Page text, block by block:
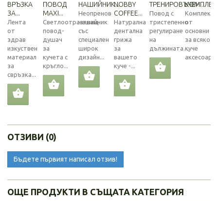
ВРЪЗКА
ЗА...
Лента
от
здрав
изкуствен
материал
за
свръзка...
ПОВОД
MAXI...
Светлоотразяващ
повод-
душач
за
кучета с
кръгло...
НАШИЙНИК...
Неопренов
нашийник
със
специален
широк
дизайн...
NOBBY
COFFEE...
Натурална
дентална
грижа
за
вашето
куче -...
ТРЕНИРОВЪЧЕН...
Повод с
тристепенно
регулиране
на
дължината....
Комплект
от
основни
за всяко
куче
ОТЗИВИ (0)
Бъдете първият написал отзив!
ОЩЕ ПРОДУКТИ В СЪЩАТА КАТЕГОРИЯ